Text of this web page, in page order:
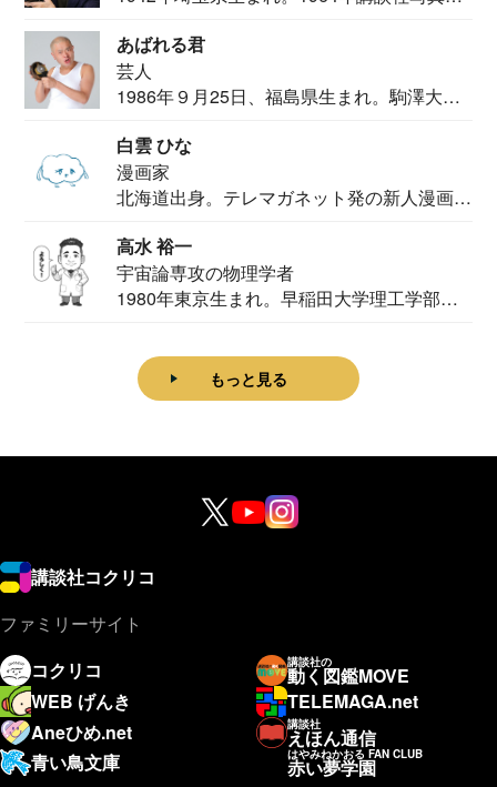
あばれる君
芸人
1986年９月25日、福島県生まれ。駒澤大学
白雲 ひな
漫画家
北海道出身。テレマガネット発の新人漫画
高水 裕一
宇宙論専攻の物理学者
1980年東京生まれ。早稲田大学理工学部物
もっと見る
講談社コクリコ
ファミリーサイト
コクリコ
講談社の
動く図鑑MOVE
WEB げんき
TELEMAGA.net
Aneひめ.net
講談社
えほん通信
青い鳥文庫
はやみねかおる FAN CLUB
赤い夢学園